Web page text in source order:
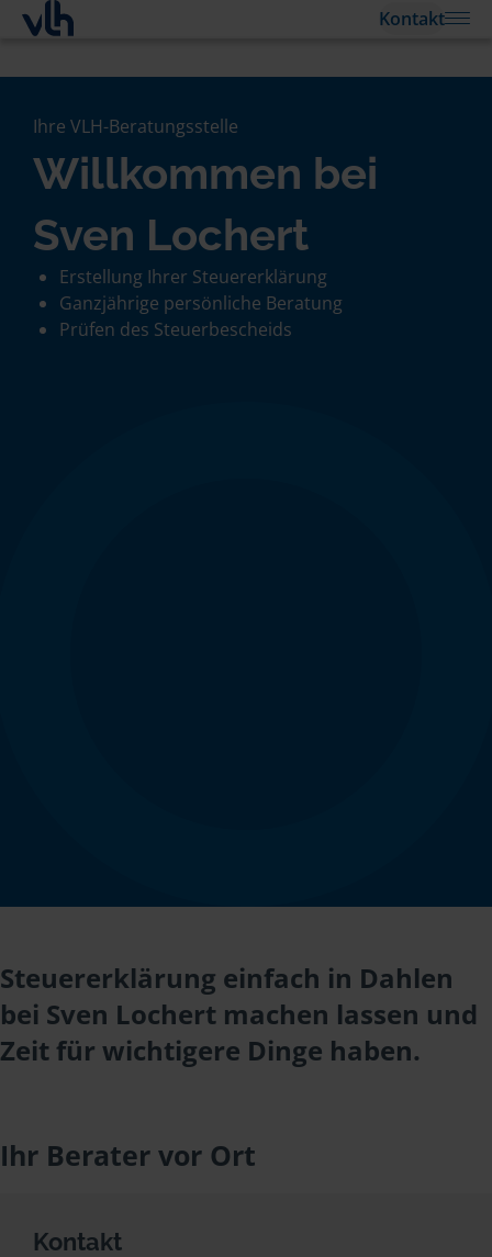
Kontakt
Ihre VLH-Beratungsstelle
Willkommen bei
Sven Lochert
Erstellung Ihrer Steuererklärung
Ganzjährige persönliche Beratung
Prüfen des Steuerbescheids
Steuererklärung einfach in Dahlen
bei Sven Lochert machen lassen und
Zeit für wichtigere Dinge haben.
Ihr Berater vor Ort
Kontakt